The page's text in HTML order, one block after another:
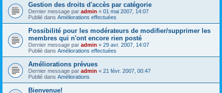
Gestion des droits d'accès par catégorie
Dernier message par admin « 01 mai 2007, 14:07
Publié dans Améliorations effectuées
Possibilité pour les modérateurs de modifier/supprimer les
membres qui n'ont encore rien posté
Dernier message par admin « 29 avr. 2007, 14:07
Publié dans Améliorations effectuées
Améliorations prévues
Dernier message par admin « 21 févr. 2007, 00:47
Publié dans Améliorations
Bienvenue!